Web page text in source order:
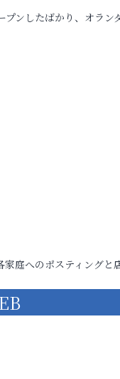
ンしたばかり、オラン
家庭へのポスティングと